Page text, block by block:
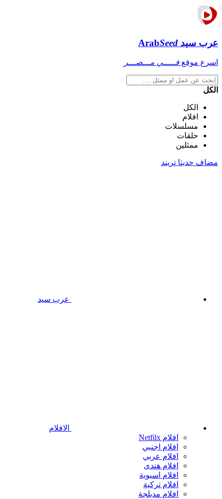
عرب سيد ArabSeed
اسرع موقع فـــــي مـــصـــر
الكل
الكل
افلام
مسلسلات
حلقات
ممثلين
مضاف حديثا تريند
عرب سيد
الافلام
افلام Netfilx
افلام اجنبي
افلام عربي
افلام هندى
افلام اسيوية
افلام تركية
افلام مدبلجة